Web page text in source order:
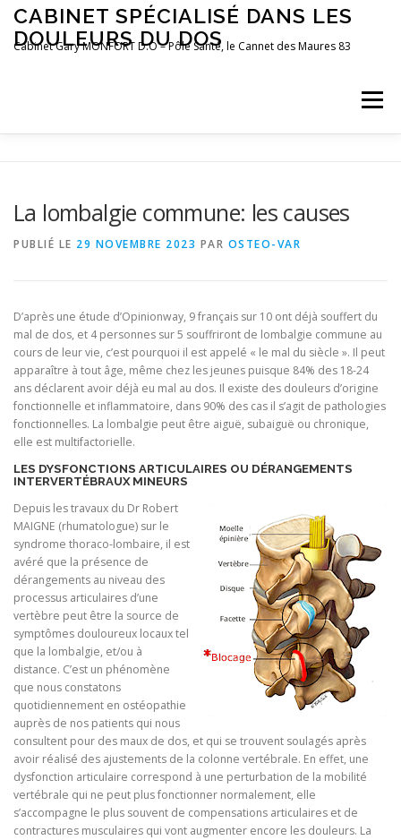
Aller
contenu
CABINET SPÉCIALISÉ DANS LES
DOULEURS DU DOS
Cabinet Gary MONFORT D.O – Pôle Santé, le Cannet des Maures 83
Menu
PRÉFÉRENCES MOTRICES
La lombalgie commune: les causes
PUBLIÉ LE 29 NOVEMBRE 2023 PAR OSTEO-VAR
D’après une étude d’Opinionway, 9 français sur 10 ont déjà souffert du
mal de dos, et 4 personnes sur 5 souffriront de lombalgie commune au
cours de leur vie, c’est pourquoi il est appelé « le mal du siècle ». Il peut
apparaître à tout âge, même chez les jeunes puisque 84% des 18-24
ans déclarent avoir déjà eu mal au dos. Il existe des douleurs d’origine
fonctionnelle et inflammatoire, dans 90% des cas il s’agit de pathologies
fonctionnelles. La lombalgie peut être aiguë, subaiguë ou chronique,
elle est multifactorielle.
LES DYSFONCTIONS ARTICULAIRES OU DÉRANGEMENTS
INTERVERTÉBRAUX MINEURS
Depuis les travaux du Dr Robert
MAIGNE (rhumatologue) sur le
syndrome thoraco-lombaire, il est
avéré que la présence de
dérangements au niveau des
processus articulaires d’une
vertèbre peut être la source de
symptômes douloureux locaux tel
que la lombalgie, et/ou à
distance. C’est un phénomène
que nous constatons
quotidiennement en ostéopathie
auprès de nos patients qui nous
consultent pour des maux de dos, et qui se trouvent soulagés après
avoir réalisé des ajustements de la colonne vertébrale. En effet, une
dysfonction articulaire correspond à une perturbation de la mobilité
vertébrale qui ne peut plus fonctionner normalement, elle
s’accompagne le plus souvent de compensations articulaires et de
contractures musculaires qui vont augmenter encore les douleurs. La